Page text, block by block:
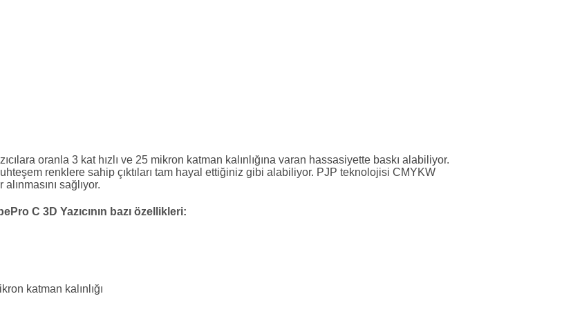
oranla 3 kat hızlı ve 25 mikron katman kalınlığına varan hassasiyette baskı alabiliyor.
renklere sahip çıktıları tam hayal ettiğiniz gibi alabiliyor. PJP teknolojisi CMYKW
sağlıyor.
C 3D Yazıcının bazı özellikleri:
katman kalınlığı